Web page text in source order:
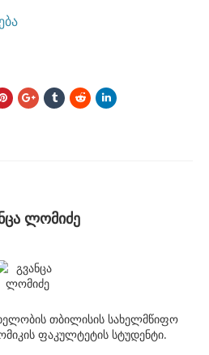
ლომიძე
თბილისის სახელმწიფო
ფაკულტეტის სტუდენტი.